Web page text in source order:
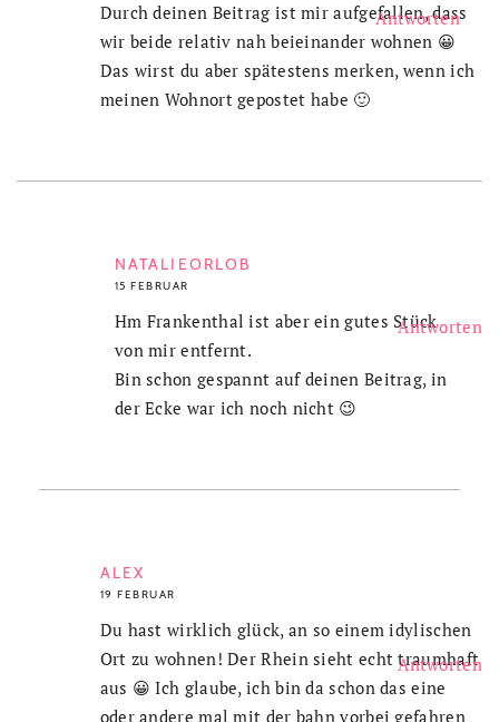
Durch deinen Beitrag ist mir aufgefallen, dass
wir beide relativ nah beieinander wohnen 😀
Das wirst du aber spätestens merken, wenn ich
meinen Wohnort gepostet habe 🙂
NATALIEORLOB
15 FEBRUAR
Antworten
Hm Frankenthal ist aber ein gutes Stück
von mir entfernt.
Bin schon gespannt auf deinen Beitrag, in
der Ecke war ich noch nicht 😉
ALEX
19 FEBRUAR
Antworten
Du hast wirklich glück, an so einem idylischen
Ort zu wohnen! Der Rhein sieht echt traumhaft
aus 😀 Ich glaube, ich bin da schon das eine
oder andere mal mit der bahn vorbei gefahren
Antworten